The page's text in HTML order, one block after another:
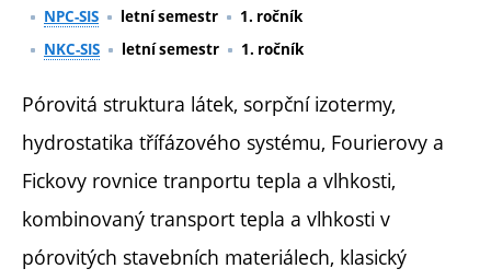
NPC-SIS
letní semestr
1. ročník
NKC-SIS
letní semestr 1. ročník
Pórovitá struktura látek, sorpční izotermy,
hydrostatika třífázového systému, Fourierovy a
Fickovy rovnice tranportu tepla a vlhkosti,
kombinovaný transport tepla a vlhkosti v
pórovitých stavebních materiálech, klasický